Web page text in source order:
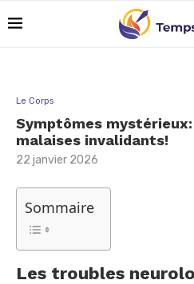
Le Corps
Symptômes
malaises invalidants!
22 janvier 2026
Sommaire
Les troubles